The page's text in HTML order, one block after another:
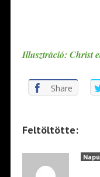
Illusztráció: Christ
Share
Feltöltötte: